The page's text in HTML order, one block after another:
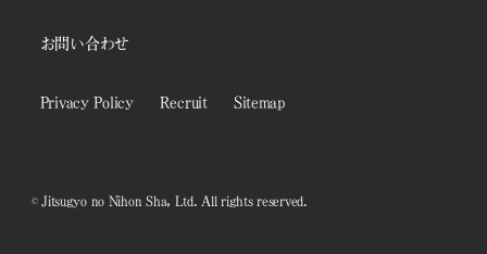
お問い合わせ
Privacy Policy Recruit Sitemap
© Jitsugyo no Nihon Sha, Ltd. All rights reserved.